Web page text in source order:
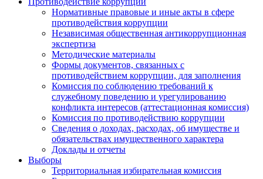
Нормативные правовые и иные акты в сфере
противодействия коррупции
Независимая общественная антикоррупционная
экспертиза
Методические материалы
Формы документов, связанных с
противодействием коррупции, для заполнения
Комиссия по соблюдению требований к
служебному поведению и урегулированию
конфликта интересов (аттестационная комиссия)
Комиссия по противодействию коррупции
Сведения о доходах, расходах, об имуществе и
обязательствах имущественного характера
Доклады и отчеты
Выборы
Территориальная избирательная комиссия